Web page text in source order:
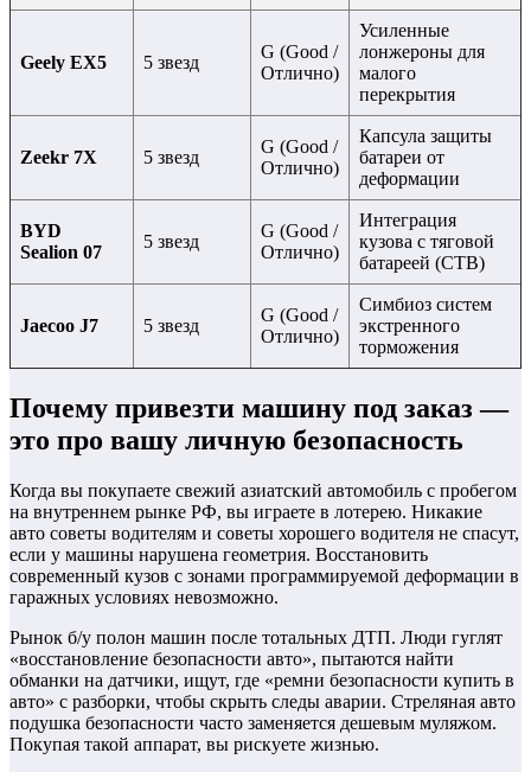
Geely EX5 5 звезд
G (Good /
Отлично)
Усиленные
лонжероны для
малого
перекрытия
Zeekr 7X 5 звезд
G (Good /
Отлично)
Капсула защиты
батареи от
деформации
BYD
Sealion 07
5 звезд
G (Good /
Отлично)
Интеграция
кузова с тяговой
батареей (CTB)
Jaecoo J7 5 звезд
G (Good /
Отлично)
Симбиоз систем
экстренного
торможения
Почему привезти машину под заказ —
это про вашу личную безопасность
Когда вы покупаете свежий азиатский автомобиль с пробегом
на внутреннем рынке РФ, вы играете в лотерею. Никакие
авто советы водителям и советы хорошего водителя не спасут,
если у машины нарушена геометрия. Восстановить
современный кузов с зонами программируемой деформации в
гаражных условиях невозможно.
Рынок б/у полон машин после тотальных ДТП. Люди гуглят
«восстановление безопасности авто», пытаются найти
обманки на датчики, ищут, где «ремни безопасности купить в
авто» с разборки, чтобы скрыть следы аварии. Стреляная авто
подушка безопасности часто заменяется дешевым муляжом.
Покупая такой аппарат, вы рискуете жизнью.